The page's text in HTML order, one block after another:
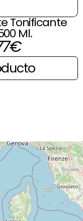
Tonificante
Ml.
€